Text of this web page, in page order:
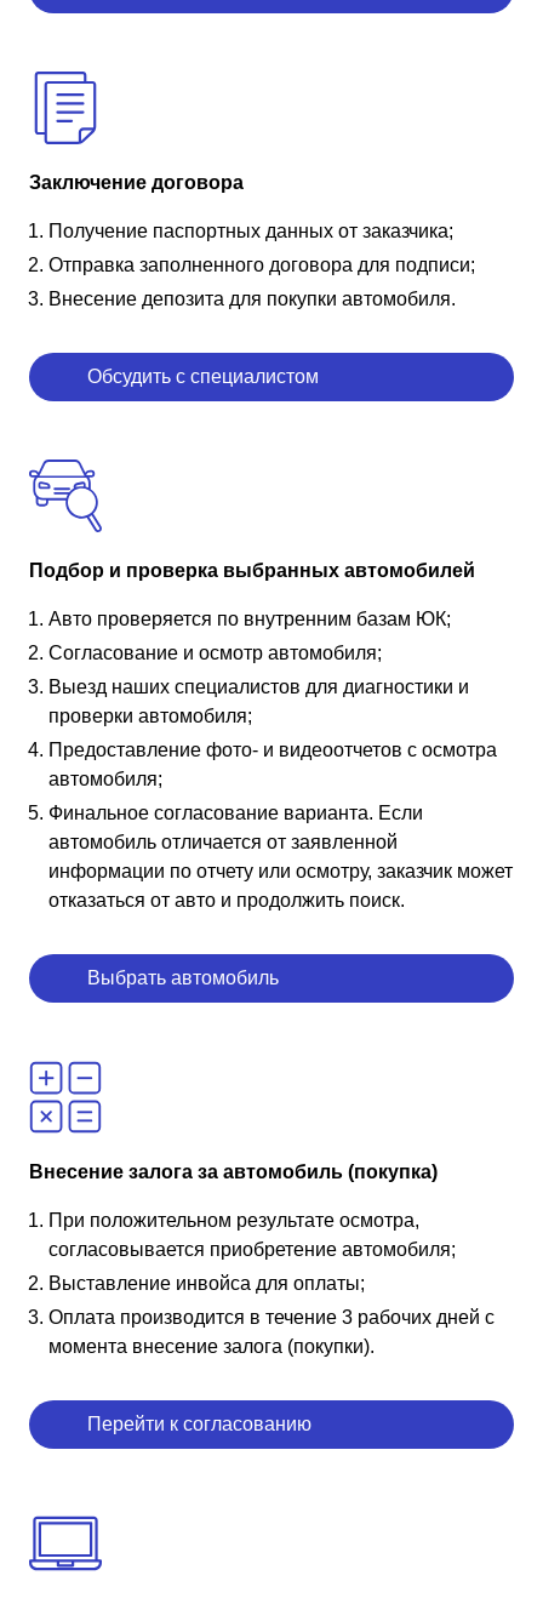
Заключение договора
Получение паспортных данных от заказчика;
Отправка заполненного договора для подписи;
Внесение депозита для покупки автомобиля.
Обсудить с специалистом
Подбор и проверка выбранных автомобилей
Авто проверяется по внутренним базам ЮК;
Согласование и осмотр автомобиля;
Выезд наших специалистов для диагностики и
проверки автомобиля;
Предоставление фото- и видеоотчетов с осмотра
автомобиля;
Финальное согласование варианта. Если
автомобиль отличается от заявленной
информации по отчету или осмотру, заказчик может
отказаться от авто и продолжить поиск.
Выбрать автомобиль
Внесение залога за автомобиль (покупка)
При положительном результате осмотра,
согласовывается приобретение автомобиля;
Выставление инвойса для оплаты;
Оплата производится в течение 3 рабочих дней с
момента внесение залога (покупки).
Перейти к согласованию